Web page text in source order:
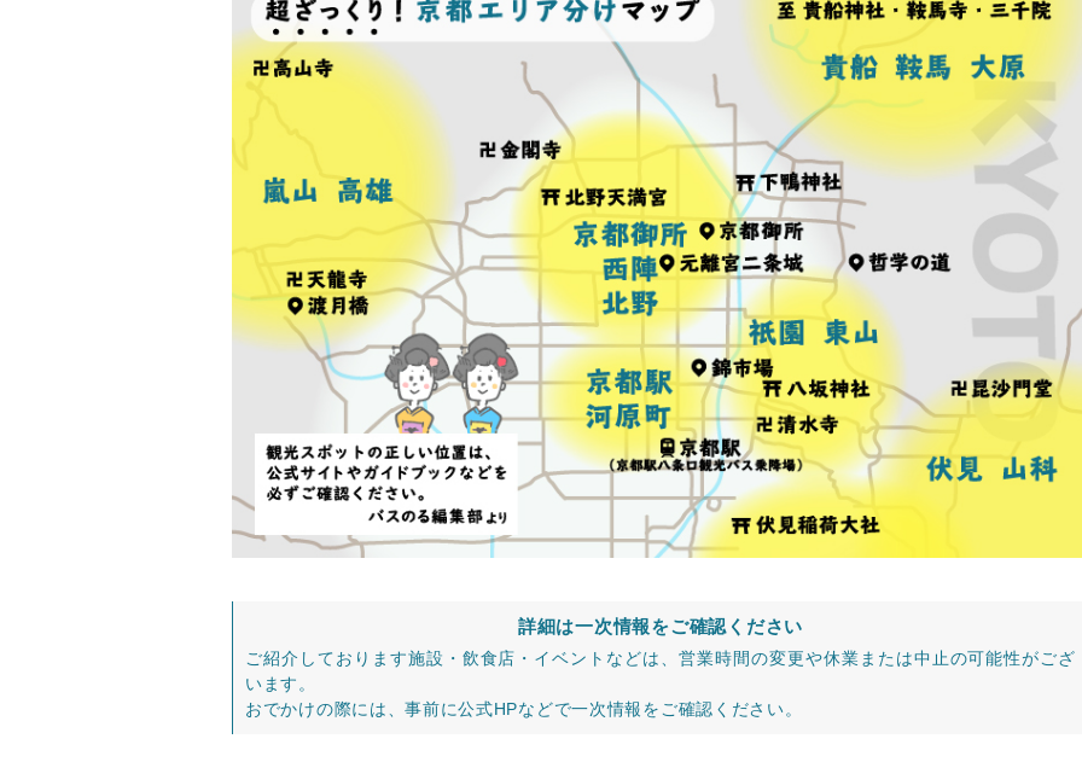
詳細は一次情報をご確認ください
ご紹介しております施設・飲食店・イベントなどは、営業時間の変更や休業または中止の可能性がござ
います。
おでかけの際には、事前に公式HPなどで一次情報をご確認ください。